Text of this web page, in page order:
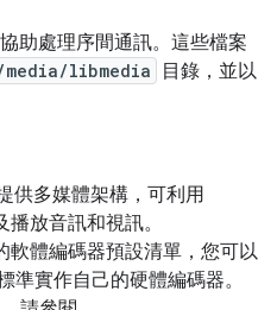
助處理序間通訊。這些檔案
libmedia
目錄，並以
供多媒體架構，可利用
放音訊和視訊。
體編碼器預設清單，您可以
準實作自己的硬體編碼器。